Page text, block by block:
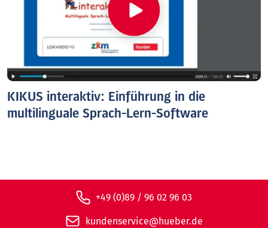
KIKUS interaktiv: Einführung in die
multilinguale Sprach-Lern-Software
+49 (0)89 / 96 02 96 03
kundenservice@hueber.de